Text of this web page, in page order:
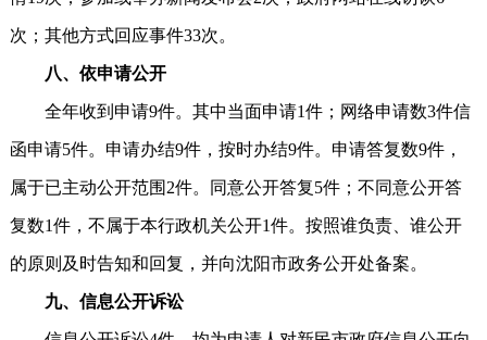
次；其他方式回应事件33次。
八、依申请公开
全年收到申请9件。其中当面申请1件；网络申请数3件信
函申请5件。申请办结9件，按时办结9件。申请答复数9件，
属于已主动公开范围2件。同意公开答复5件；不同意公开答
复数1件，不属于本行政机关公开1件。按照谁负责、谁公开
的原则及时告知和回复，并向沈阳市政务公开处备案。
九、信息公开诉讼